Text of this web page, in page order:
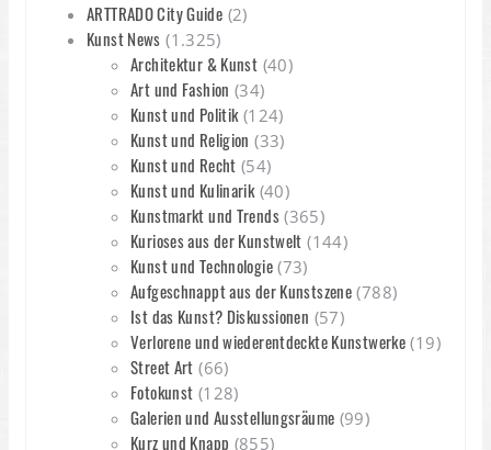
ARTTRADO City Guide (2)
Kunst News (1.325)
Architektur & Kunst (40)
Art und Fashion (34)
Kunst und Politik(124)
Kunst und Religion (33)
Kunst und Recht (54)
Kunst und Kulinarik(40)
Kunstmarkt und Trends(365)
Kurioses aus der Kunstwelt (144)
Kunst und Technologie(73)
Aufgeschnappt aus der Kunstszene (788)
Ist das Kunst? Diskussionen (57)
Verlorene und wiederentdeckte Kunstwerke (19)
Street Art (66)
Fotokunst (128)
Galerien und Ausstellungsräume (99)
Kurz und Knapp (855)